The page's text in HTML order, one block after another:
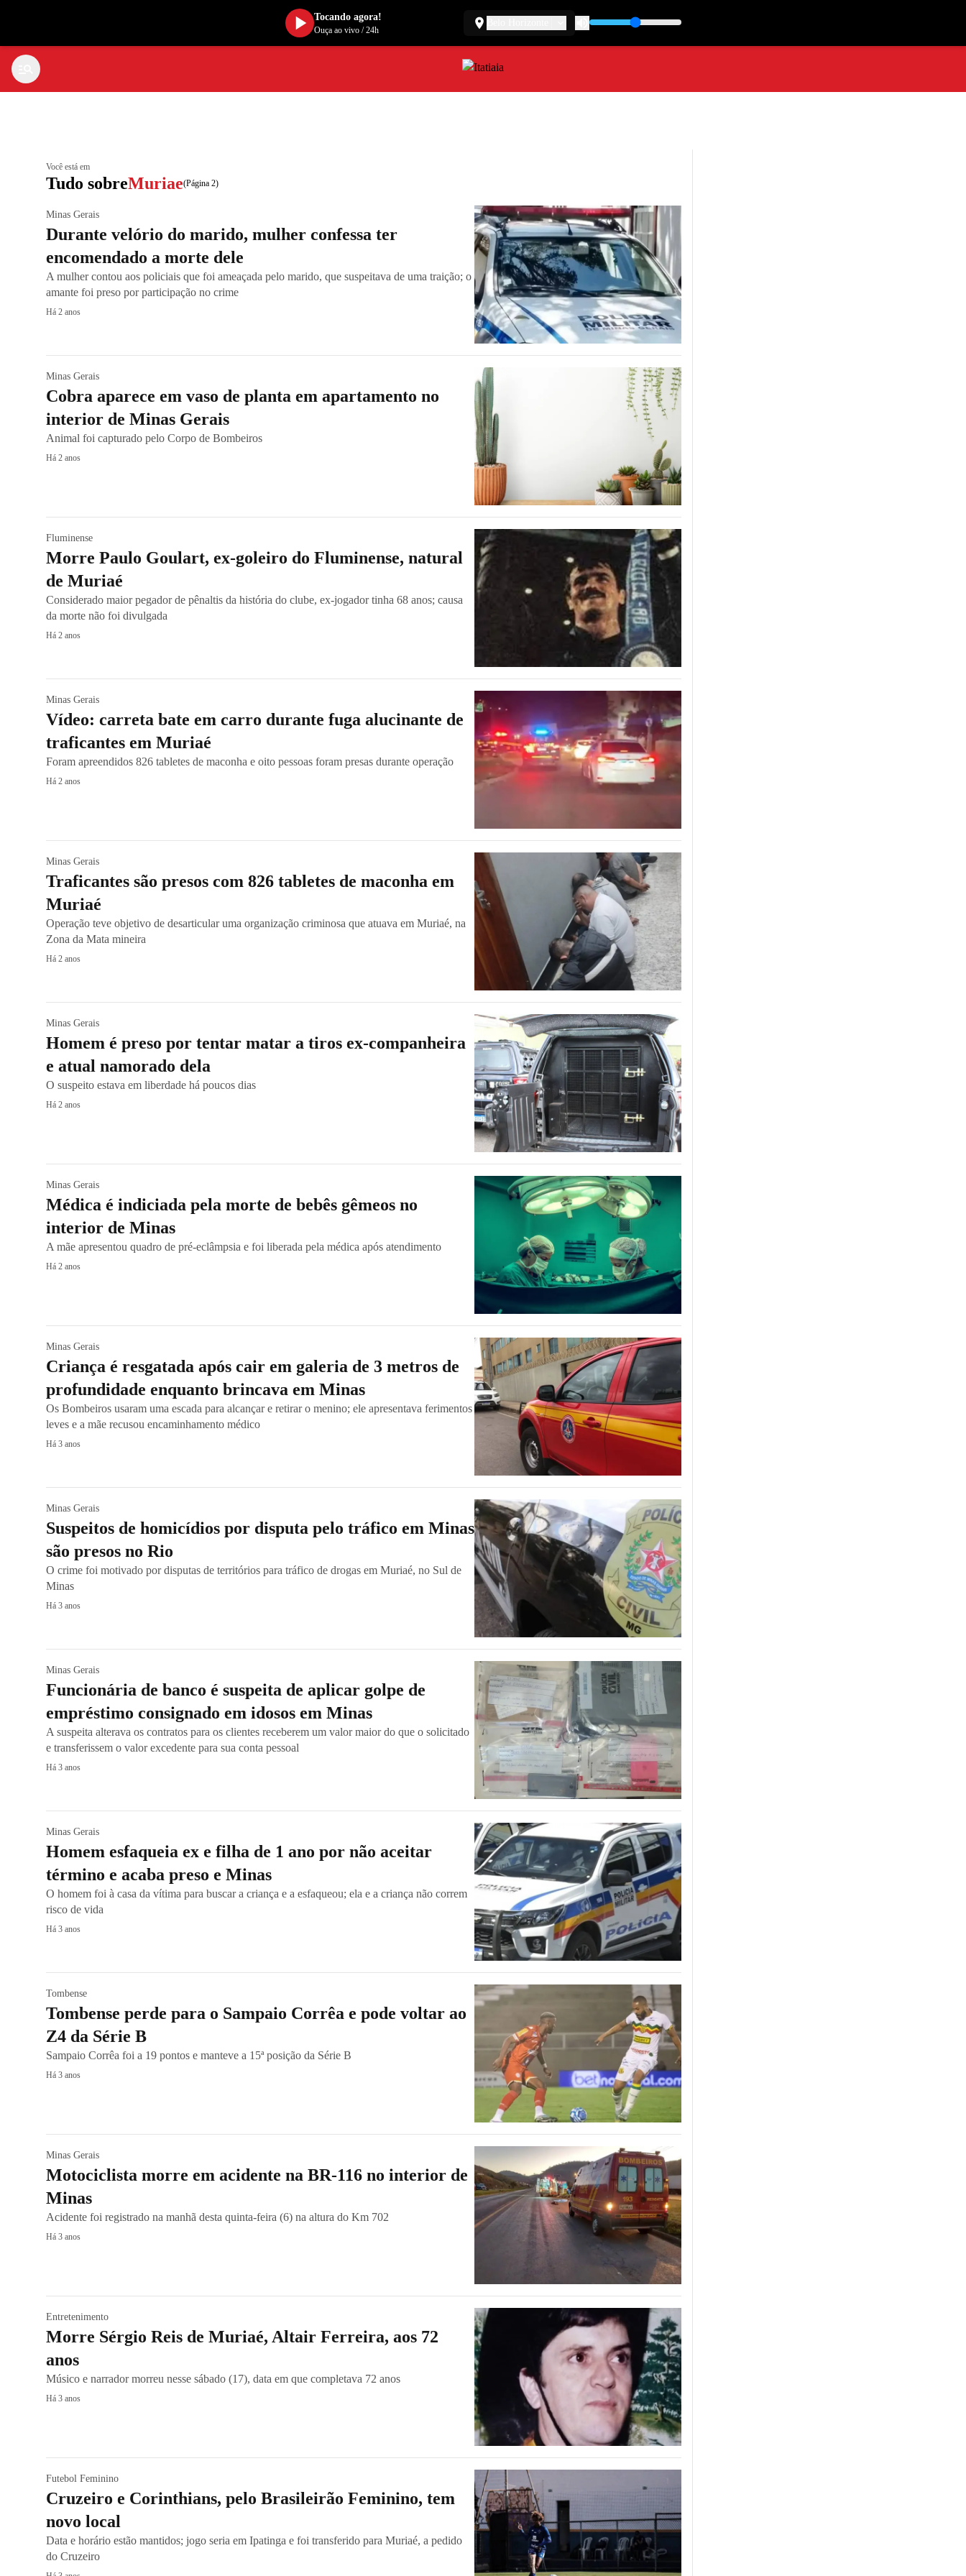
Você está em
Tudo sobreMuriae(Página 2)
Minas Gerais
Durante velório do marido, mulher confessa ter
encomendado a morte dele
A mulher contou aos policiais que foi ameaçada pelo marido, que suspeitava de uma traição; o
amante foi preso por participação no crime
Há 2 anos
Minas Gerais
Cobra aparece em vaso de planta em apartamento no
interior de Minas Gerais
Animal foi capturado pelo Corpo de Bombeiros
Há 2 anos
Fluminense
Morre Paulo Goulart, ex-goleiro do Fluminense, natural
de Muriaé
Considerado maior pegador de pênaltis da história do clube, ex-jogador tinha 68 anos; causa
da morte não foi divulgada
Há 2 anos
Minas Gerais
Vídeo: carreta bate em carro durante fuga alucinante de
traficantes em Muriaé
Foram apreendidos 826 tabletes de maconha e oito pessoas foram presas durante operação
Há 2 anos
Minas Gerais
Traficantes são presos com 826 tabletes de maconha em
Muriaé
Operação teve objetivo de desarticular uma organização criminosa que atuava em Muriaé, na
Zona da Mata mineira
Há 2 anos
Minas Gerais
Homem é preso por tentar matar a tiros ex-companheira
e atual namorado dela
O suspeito estava em liberdade há poucos dias
Há 2 anos
Minas Gerais
Médica é indiciada pela morte de bebês gêmeos no
interior de Minas
A mãe apresentou quadro de pré-eclâmpsia e foi liberada pela médica após atendimento
Há 2 anos
Minas Gerais
Criança é resgatada após cair em galeria de 3 metros de
profundidade enquanto brincava em Minas
Os Bombeiros usaram uma escada para alcançar e retirar o menino; ele apresentava ferimentos
leves e a mãe recusou encaminhamento médico
Há 3 anos
Minas Gerais
Suspeitos de homicídios por disputa pelo tráfico em Minas
são presos no Rio
O crime foi motivado por disputas de territórios para tráfico de drogas em Muriaé, no Sul de
Minas
Há 3 anos
Minas Gerais
Funcionária de banco é suspeita de aplicar golpe de
empréstimo consignado em idosos em Minas
A suspeita alterava os contratos para os clientes receberem um valor maior do que o solicitado
e transferissem o valor excedente para sua conta pessoal
Há 3 anos
Minas Gerais
Homem esfaqueia ex e filha de 1 ano por não aceitar
término e acaba preso e Minas
O homem foi à casa da vítima para buscar a criança e a esfaqueou; ela e a criança não correm
risco de vida
Há 3 anos
Tombense
Tombense perde para o Sampaio Corrêa e pode voltar ao
Z4 da Série B
Sampaio Corrêa foi a 19 pontos e manteve a 15ª posição da Série B
Há 3 anos
Minas Gerais
Motociclista morre em acidente na BR-116 no interior de
Minas
Acidente foi registrado na manhã desta quinta-feira (6) na altura do Km 702
Há 3 anos
Entretenimento
Morre Sérgio Reis de Muriaé, Altair Ferreira, aos 72
anos
Músico e narrador morreu nesse sábado (17), data em que completava 72 anos
Há 3 anos
Futebol Feminino
Cruzeiro e Corinthians, pelo Brasileirão Feminino, tem
novo local
Data e horário estão mantidos; jogo seria em Ipatinga e foi transferido para Muriaé, a pedido
do Cruzeiro
Tocando agora!
Ouça ao vivo/24h